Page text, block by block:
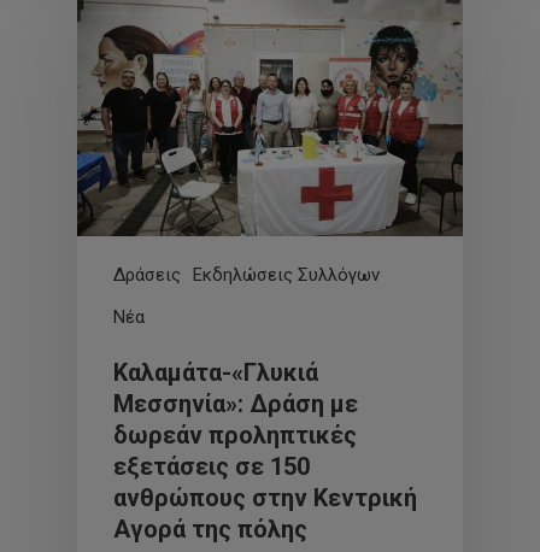
Δράσεις
Εκδηλώσεις Συλλόγων
Νέα
Καλαμάτα-«Γλυκιά
Μεσσηνία»: Δράση με
δωρεάν προληπτικές
εξετάσεις σε 150
ανθρώπους στην Κεντρική
Αγορά της πόλης